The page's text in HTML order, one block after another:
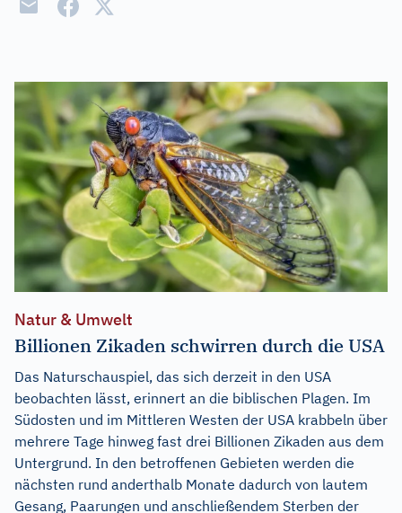
Natur & Umwelt
Billionen Zikaden schwirren durch die USA
Das Naturschauspiel, das sich derzeit in den USA
beobachten lässt, erinnert an die biblischen Plagen. Im
Südosten und im Mittleren Westen der USA krabbeln über
mehrere Tage hinweg fast drei Billionen Zikaden aus dem
Untergrund. In den betroffenen Gebieten werden die
nächsten rund anderthalb Monate dadurch von lautem
Gesang, Paarungen und anschließendem Sterben der